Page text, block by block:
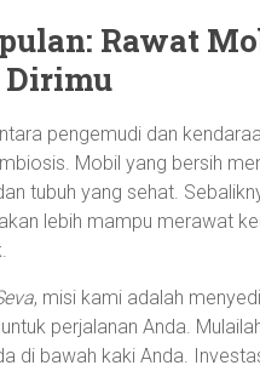
Rawat
Dirimu
pengemudi dan
Mobil yang bersih
tubuh yang sehat.
lebih mampu merawat
, misi kami adalah
perjalanan Anda.
di bawah kaki Anda.